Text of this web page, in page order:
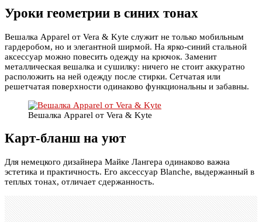
Уроки геометрии в синих тонах
Вешалка Apparel от Vera & Kyte служит не только мобильным
гардеробом, но и элегантной ширмой. На ярко-синий стальной
аксессуар можно повесить одежду на крючок. Заменит
металлическая вешалка и сушилку: ничего не стоит аккуратно
расположить на ней одежду после стирки. Сетчатая или
решетчатая поверхности одинаково функциональны и забавны.
Вешалка Apparel от Vera & Kyte
Карт-бланш на уют
Для немецкого дизайнера Майке Лангера одинаково важна
эстетика и практичность. Его аксессуар Blanche, выдержанный в
теплых тонах, отличает сдержанность.